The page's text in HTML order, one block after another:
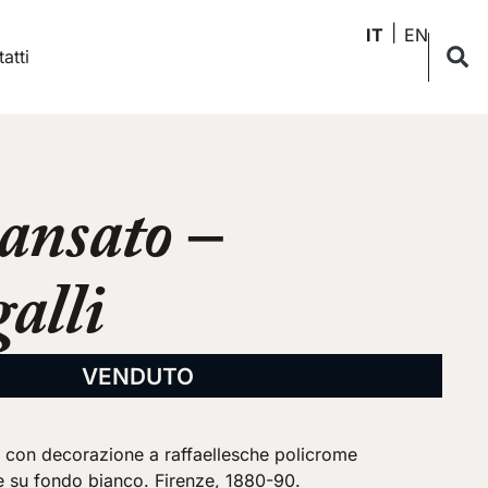
IT EN
–
VENDUTO
decorazione a raffaellesche policrome
su fondo bianco. Firenze, 1880-90.